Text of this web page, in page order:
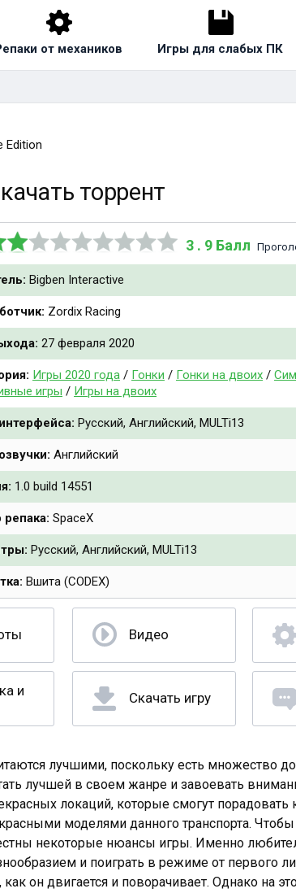
от механиков Игры для слабых ПК
Edition
торрент
3 . 9 Балл
Bigben Interactive
Zordix Racing
27 февраля 2020
Игры 2020 года / Гонки / Гонки на двоих /
игры / Игры на двоих
Русский, Английский, MULTi13
Английский
1.0 build 14551
SpaceX
Русский, Английский, MULTi13
Вшита (CODEX)
Видео
и
Скачать игру
лучшими, поскольку есть множество
лучшей в своем жанре и завоевать
локаций, которые смогут порадовать
моделями данного транспорта. Чтобы
некоторые нюансы игры. Именно
и поиграть в режиме от первого
он двигается и поворачивает. Однако на